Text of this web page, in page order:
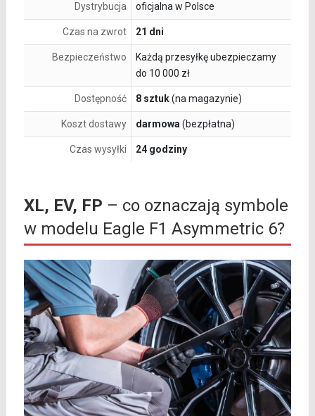
Dystrybucja oficjalna w Polsce
Czas na zwrot 21 dni
Bezpieczeństwo
Każdą przesyłkę ubezpieczamy
do 10 000 zł
Dostępność 8 sztuk(na magazynie)
Koszt dostawy darmowa (bezpłatna)
Czas wysyłki 24 godziny
XL, EV, FP – co oznaczają symbole
w modelu Eagle F1 Asymmetric 6?